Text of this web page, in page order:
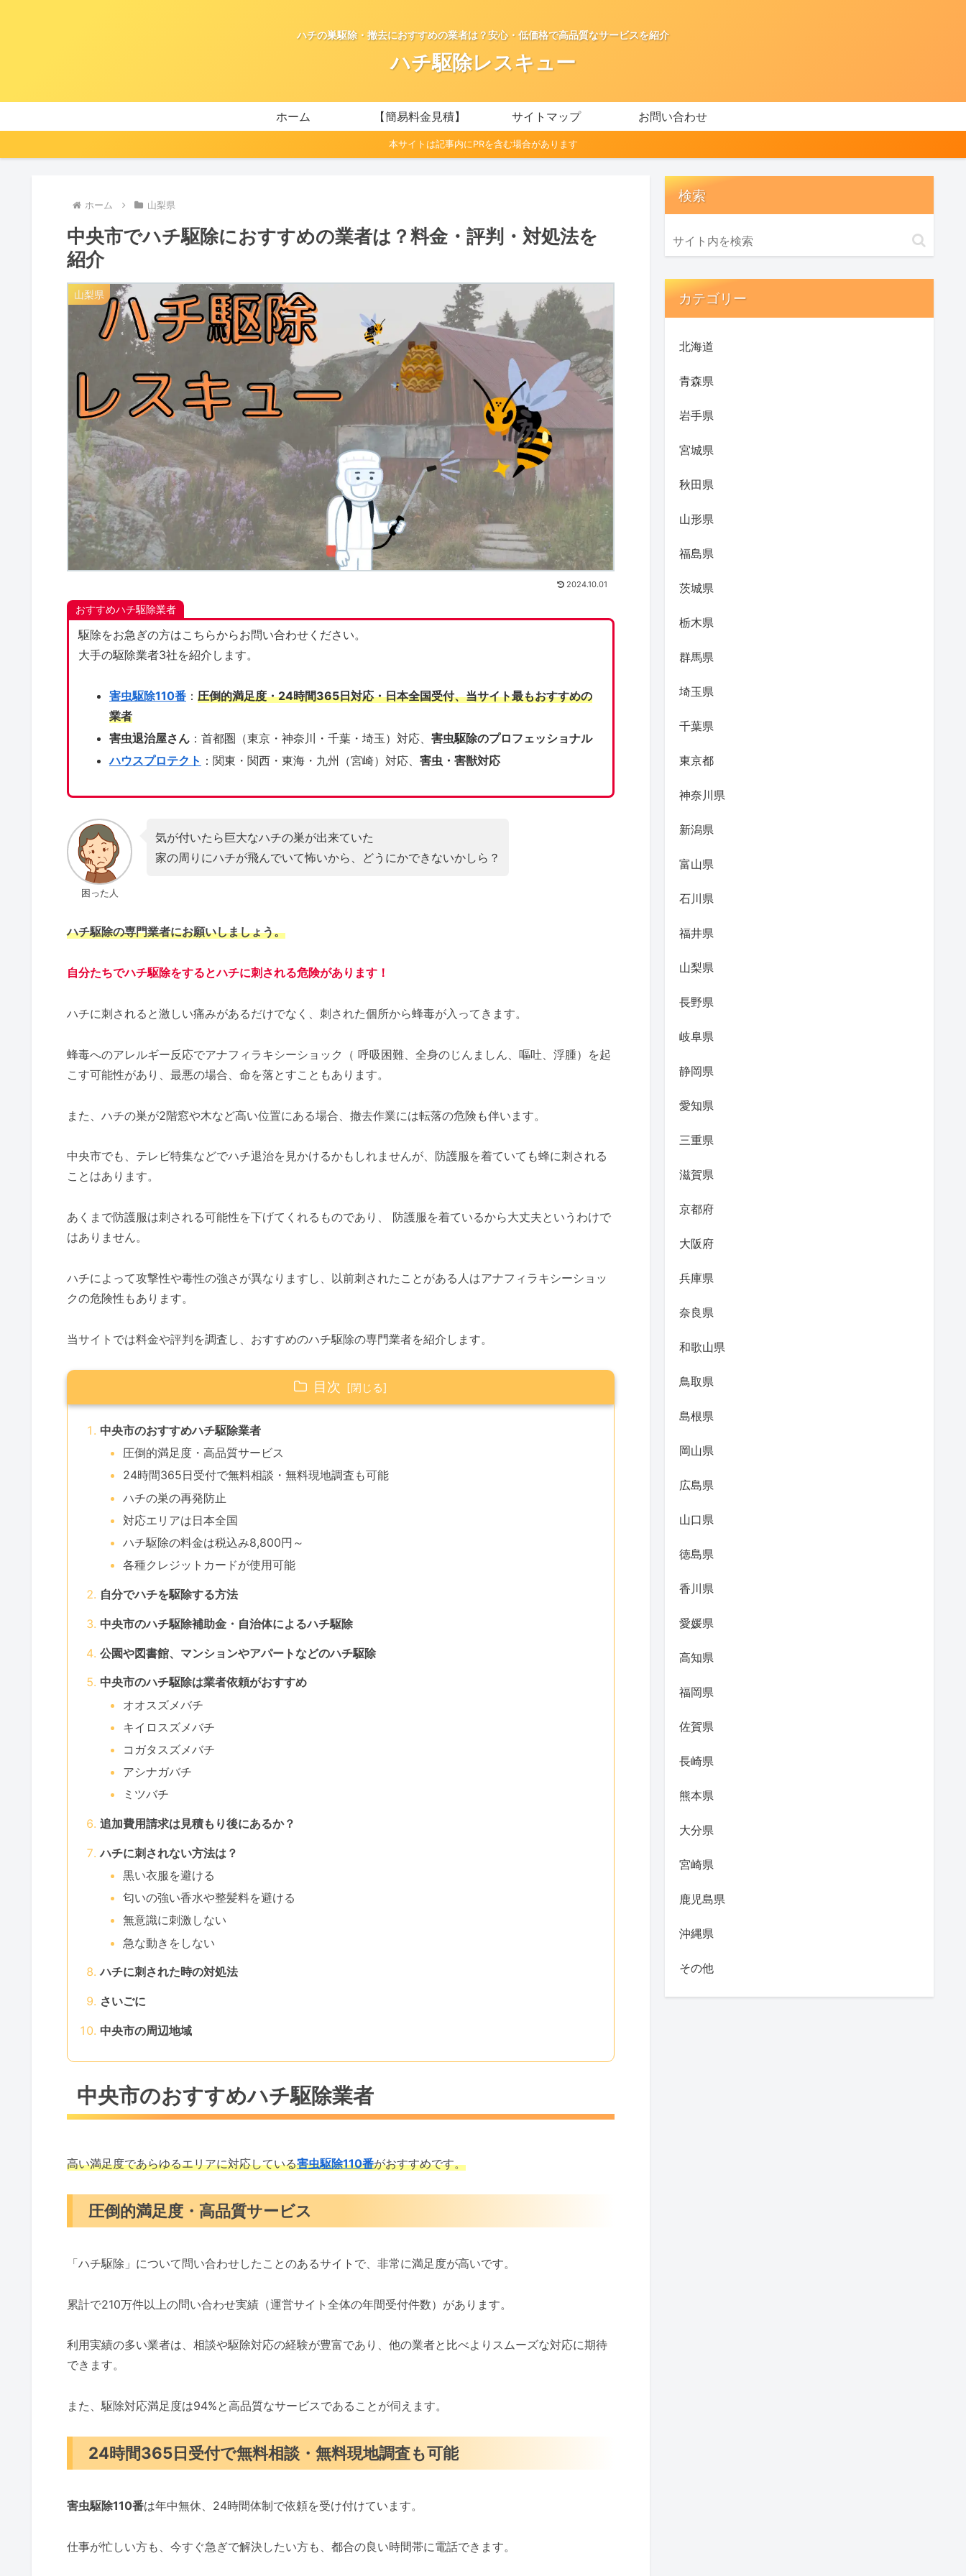
ハチの巣駆除・撤去におすすめの業者は？安心・低価格で高品質なサービスを紹介
ハチ駆除レスキュー
ホーム 【簡易料金見積】 サイトマップ お問い合わせ
本サイトは記事内にPRを含む場合があります
ホーム 山梨県
中央市でハチ駆除におすすめの業者は？料金・評判・対処法を
紹介
山梨県
2024.10.01
おすすめハチ駆除業者
駆除をお急ぎの方はこちらからお問い合わせください。
大手の駆除業者3社を紹介します。
害虫駆除110番： 圧倒的満足度・24時間365日対応・日本全国受付、当サイト最もおすすめの
業者
害虫退治屋さん：首都圏（東京・神奈川・千葉・埼玉）対応、 害虫駆除のプロフェッショナル
ハウスプロテクト ：関東・関西・東海・九州（宮崎）対応、 害虫・害獣対応
困った人
気が付いたら巨大なハチの巣が出来ていた
家の周りにハチが飛んでいて怖いから、どうにかできないかしら？
ハチ駆除の専門業者にお願いしましょう。
自分たちでハチ駆除をするとハチに刺される危険があります！
ハチに刺されると激しい痛みがあるだけでなく、刺された個所から蜂毒が入ってきます。
蜂毒へのアレルギー反応でアナフィラキシーショック（ 呼吸困難、全身のじんましん、嘔吐、浮腫）を起
こす可能性があり、最悪の場合、命を落とすこともあります。
また、ハチの巣が2階窓や木など高い位置にある場合、撤去作業には転落の危険も伴います。
中央市でも、テレビ特集などでハチ退治を見かけるかもしれませんが、防護服を着ていても蜂に刺される
ことはあります。
あくまで防護服は刺される可能性を下げてくれるものであり、 防護服を着ているから大丈夫というわけで
はありません。
ハチによって攻撃性や毒性の強さが異なりますし、以前刺されたことがある人はアナフィラキシーショッ
クの危険性もあります。
当サイトでは料金や評判を調査し、おすすめのハチ駆除の専門業者を紹介します。
目次
中央市のおすすめハチ駆除業者
圧倒的満足度・高品質サービス
24時間365日受付で無料相談・無料現地調査も可能
ハチの巣の再発防止
対応エリアは日本全国
ハチ駆除の料金は税込み8,800円～
各種クレジットカードが使用可能
自分でハチを駆除する方法
中央市のハチ駆除補助金・自治体によるハチ駆除
公園や図書館、マンションやアパートなどのハチ駆除
中央市のハチ駆除は業者依頼がおすすめ
オオスズメバチ
キイロスズメバチ
コガタスズメバチ
アシナガバチ
ミツバチ
追加費用請求は見積もり後にあるか？
ハチに刺されない方法は？
黒い衣服を避ける
匂いの強い香水や整髪料を避ける
無意識に刺激しない
急な動きをしない
ハチに刺された時の対処法
さいごに
中央市の周辺地域
中央市のおすすめハチ駆除業者
高い満足度であらゆるエリアに対応している害虫駆除110番がおすすめです。
圧倒的満足度・高品質サービス
「ハチ駆除」について問い合わせしたことのあるサイトで、非常に満足度が高いです。
累計で210万件以上の問い合わせ実績（運営サイト全体の年間受付件数）があります。
利用実績の多い業者は、相談や駆除対応の経験が豊富であり、他の業者と比べよりスムーズな対応に期待
できます。
また、駆除対応満足度は94%と高品質なサービスであることが伺えます。
24時間365日受付で無料相談・無料現地調査も可能
害虫駆除110番は年中無休、24時間体制で依頼を受け付けています。
仕事が忙しい方も、今すぐ急ぎで解決したい方も、都合の良い時間帯に電話できます。
検索
カテゴリー
北海道
青森県
岩手県
宮城県
秋田県
山形県
福島県
茨城県
栃木県
群馬県
埼玉県
千葉県
東京都
神奈川県
新潟県
富山県
石川県
福井県
山梨県
長野県
岐阜県
静岡県
愛知県
三重県
滋賀県
京都府
大阪府
兵庫県
奈良県
和歌山県
鳥取県
島根県
岡山県
広島県
山口県
徳島県
香川県
愛媛県
高知県
福岡県
佐賀県
長崎県
熊本県
大分県
宮崎県
鹿児島県
沖縄県
その他